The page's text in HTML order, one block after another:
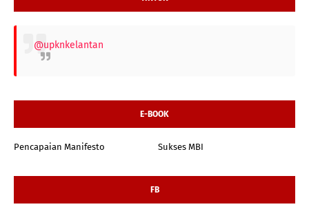
@upknkelantan
E-BOOK
Pencapaian Manifesto Sukses MBI
FB